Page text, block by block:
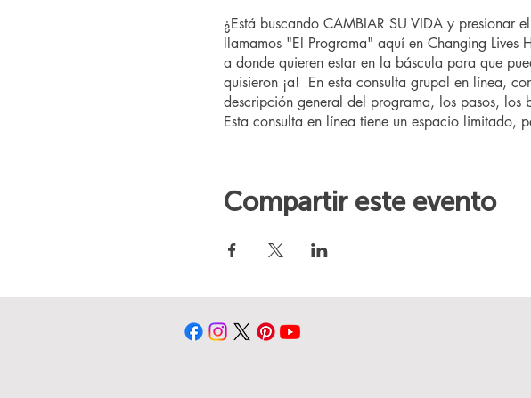
¿Está buscando CAMBIAR SU VIDA y presionar
llamamos "El Programa" aquí en Changing
a donde quieren estar en la báscula para que
quisieron ¡a! En esta consulta grupal en línea,
descripción general del programa, los pasos, los
Esta consulta en línea tiene un espacio limitado,
Compartir este evento